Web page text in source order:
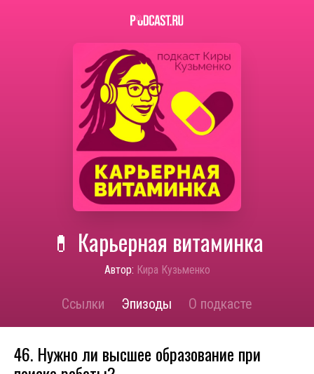
💊 Карьерная витаминка
Автор: Кира Кузьменко
Ссылки Эпизоды О подкасте
46. Нужно ли высшее образование при